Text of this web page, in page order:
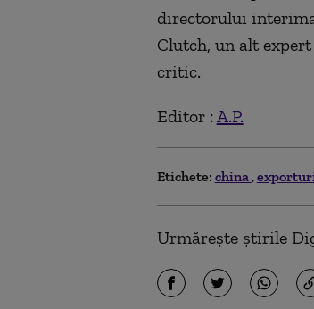
directorului
Clutch, un alt
critic.
Editor : A.P.
Etichete: china
Urmărește știrile